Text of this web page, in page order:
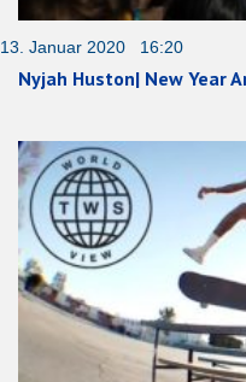
13. Januar 2020 16:20
Nyjah Huston| New Year